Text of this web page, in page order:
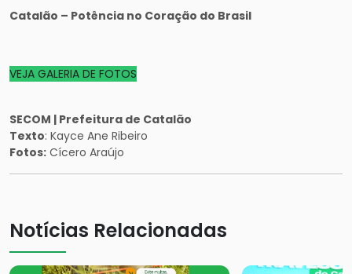
Catalão – Potência no Coração do Brasil
VEJA GALERIA DE FOTOS
SECOM | Prefeitura de Catalão
Texto: Kayce Ane Ribeiro
Fotos: Cícero Araújo
Notícias Relacionadas